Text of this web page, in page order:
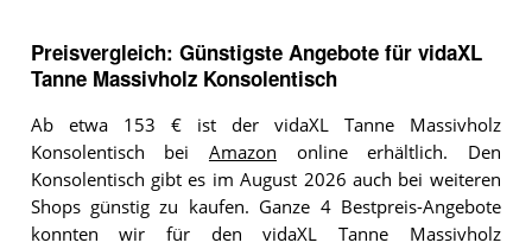
Preisvergleich: Günstigste Angebote für vidaXL
Tanne Massivholz Konsolentisch
Ab etwa 153 € ist der vidaXL Tanne Massivholz
Konsolentisch bei Amazon online erhältlich. Den
Konsolentisch gibt es im August 2026 auch bei weiteren
Shops günstig zu kaufen. Ganze 4 Bestpreis-Angebote
konnten wir für den vidaXL Tanne Massivholz